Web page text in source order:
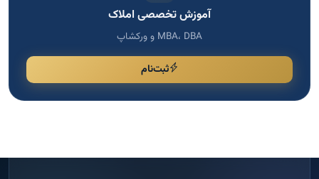
آموزش تخصصی املاک
MBA، DBA و ورکشاپ
ثبت‌نام